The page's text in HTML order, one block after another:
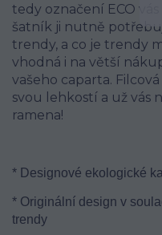
tedy označení ECO
šatník ji nutně
trendy, a co je trendy
vhodná i na větší
vašeho caparta.
svou lehkostí a už vás
ramena!
* Designové ekologické
* Originální design v
trendy